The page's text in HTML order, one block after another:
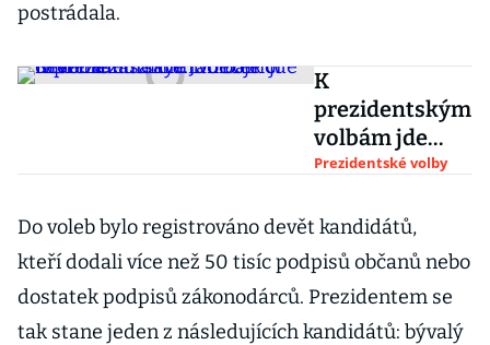
postrádala.
K
prezidentským
volbám jde
devět
boje o Hrad
nezasáhne
Janeček či
Březina
Prezidentské volby
Do voleb bylo registrováno devět kandidátů,
kteří dodali více než 50 tisíc podpisů občanů nebo
dostatek podpisů zákonodárců. Prezidentem se
tak stane jeden z následujících kandidátů: bývalý